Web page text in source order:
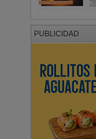
PUBLICIDAD